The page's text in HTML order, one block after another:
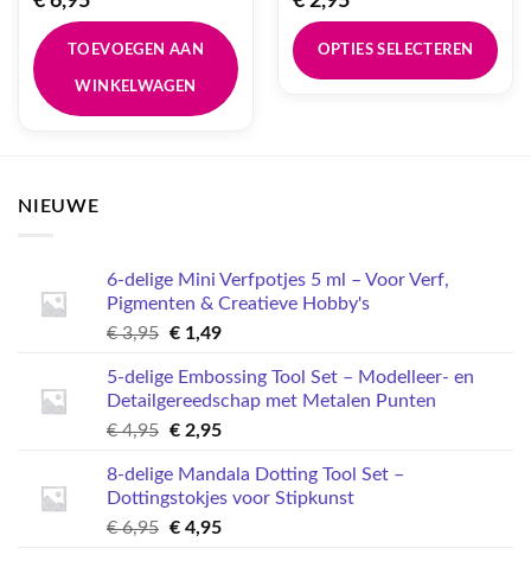
5uit 5
TOEVOEGEN AAN
WINKELWAGEN
5uit 5
OPTIES SELECTEREN
gekozen
worden
NIEUWE
6-delige Mini Verfpotjes 5 ml – Voor Verf,
Pigmenten & Creatieve Hobby's
€3,95 Oorspronkelijke
was:
€ 3,95.
€1,49Huidige
is:
€ 1,49.
5-delige Embossing Tool Set – Modelleer- en
Detailgereedschap met Metalen Punten
€4,95 Oorspronkelijke
was:
€ 4,95.
€2,95Huidige
is:
€ 2,95.
8-delige Mandala Dotting Tool Set –
Dottingstokjes voor Stipkunst
€6,95 Oorspronkelijke
€4,95Huidige